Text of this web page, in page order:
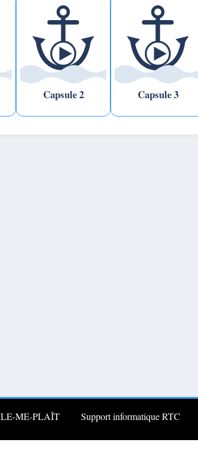
Capsule 2 Capsule 3
ME-PLAÎT Support informatique RTC